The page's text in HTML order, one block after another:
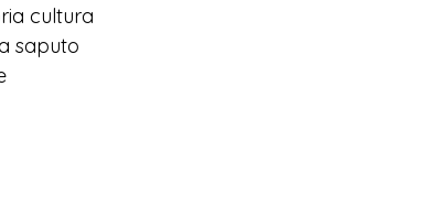
cultura
saputo